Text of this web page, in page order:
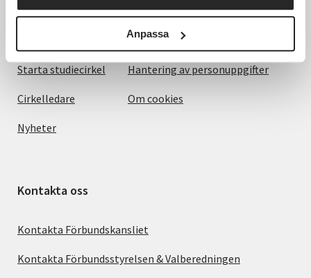
Anpassa
För dig som
Starta studiecirkel
Cirkelledare
Nyheter
SVs Integritetspolicy, GDPR
Anmälningsvillkor
Hantering av personuppgifter
Om cookies
Kontakta oss
Kontakta Förbundskansliet
Kontakta Förbundsstyrelsen & Valberedningen